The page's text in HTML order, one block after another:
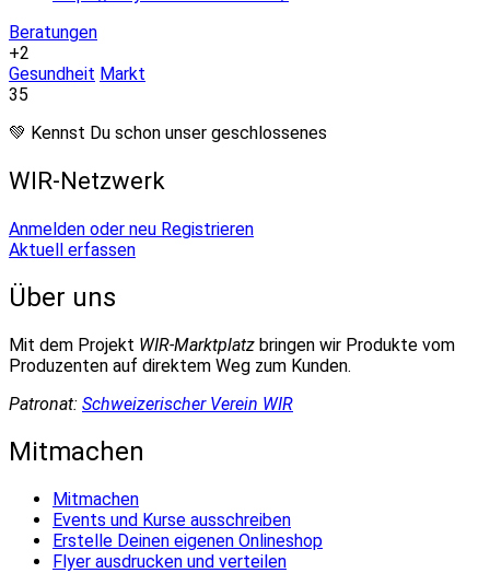
Beratungen
+2
Gesundheit Markt
35
💚 Kennst Du schon unser geschlossenes
WIR-Netzwerk
Anmelden oder neu Registrieren
Aktuell erfassen
Über uns
Mit dem Projekt WIR-Marktplatz bringen wir Produkte vom
Produzenten auf direktem Weg zum Kunden.
Patronat: Schweizerischer Verein WIR
Mitmachen
Mitmachen
Events und Kurse ausschreiben
Erstelle Deinen eigenen Onlineshop
Flyer ausdrucken und verteilen